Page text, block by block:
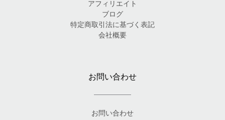
アフィリエイト
ブログ
特定商取引法に基づく表記
会社概要
お問い合わせ
お問い合わせ